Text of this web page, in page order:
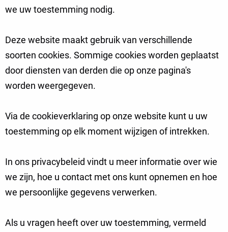
we uw toestemming nodig.
Deze website maakt gebruik van verschillende
soorten cookies. Sommige cookies worden geplaatst
door diensten van derden die op onze pagina's
worden weergegeven.
Via de cookieverklaring op onze website kunt u uw
toestemming op elk moment wijzigen of intrekken.
In ons privacybeleid vindt u meer informatie over wie
we zijn, hoe u contact met ons kunt opnemen en hoe
we persoonlijke gegevens verwerken.
Als u vragen heeft over uw toestemming, vermeld